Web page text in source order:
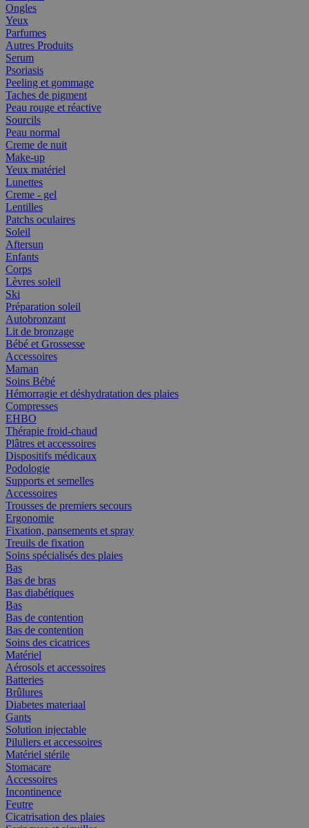
Ongles
Yeux
Parfumes
Autres Produits
Serum
Psoriasis
Peeling et gommage
Taches de pigment
Peau rouge et réactive
Sourcils
Peau normal
Creme de nuit
Make-up
Yeux matériel
Lunettes
Creme - gel
Lentilles
Patchs oculaires
Soleil
Aftersun
Enfants
Corps
Lèvres soleil
Ski
Préparation soleil
Autobronzant
Lit de bronzage
Bébé et Grossesse
Accessoires
Maman
Soins Bébé
Hémorragie et déshydratation des plaies
Compresses
EHBO
Thérapie froid-chaud
Plâtres et accessoires
Dispositifs médicaux
Podologie
Supports et semelles
Accessoires
Trousses de premiers secours
Ergonomie
Fixation, pansements et spray
Treuils de fixation
Soins spécialisés des plaies
Bas
Bas de bras
Bas diabétiques
Bas
Bas de contention
Bas de contention
Soins des cicatrices
Matériel
Aérosols et accessoires
Batteries
Brûlures
Diabetes materiaal
Gants
Solution injectable
Piluliers et accessoires
Matériel stérile
Stomacare
Accessoires
Incontinence
Feutre
Cicatrisation des plaies